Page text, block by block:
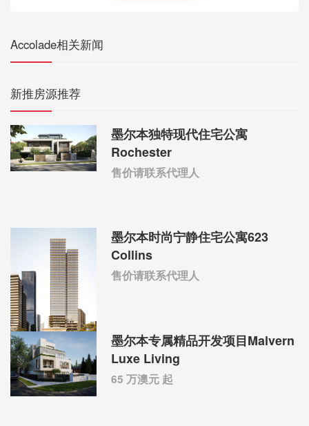
Accolade相关新闻
新推房源推荐
墨尔本独特现代住宅公寓
Rochester
售价请联系代理人
墨尔本时尚宁静住宅公寓623
Collins
售价请联系代理人
墨尔本专属精品开发项目Malvern
Luxe Living
65 万澳元 起